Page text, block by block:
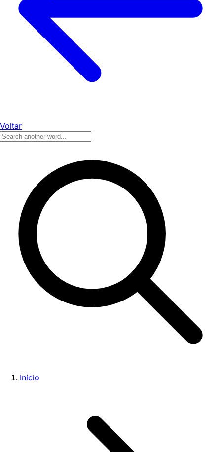
Voltar
Início